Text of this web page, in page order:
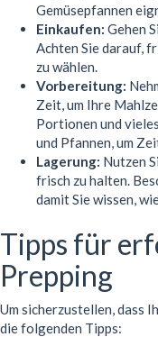
Gemüsepfannen
Einkaufen: Gehen
Achten Sie darauf,
zu wählen.
Vorbereitung:
Zeit, um Ihre
Portionen und
und Pfannen, um
Lagerung: Nutzen
frisch zu halten.
damit Sie wissen,
Tipps für
Prepping
Um sicherzustellen, dass
die folgenden Tipps: